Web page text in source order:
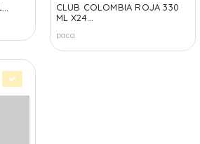
CLUB COLOMBIA ROJA 330
ML X24...
paca